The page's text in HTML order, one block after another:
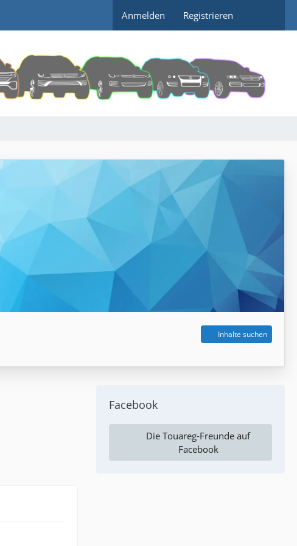
Anmelden Registrieren
Inhalte suchen
Facebook
Die Touareg-Freunde auf
Facebook